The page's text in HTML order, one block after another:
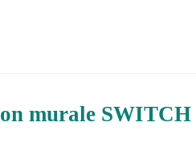
murale